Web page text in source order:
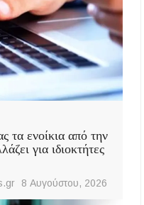
τα ενοίκια από την
για ιδιοκτήτες
8 Αυγούστου, 2026